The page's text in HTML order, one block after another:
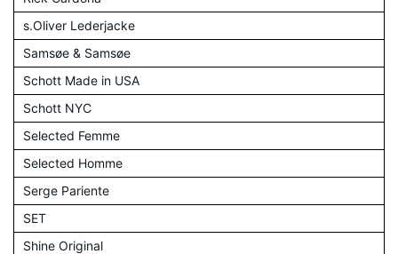
s.Oliver Lederjacke
Samsøe & Samsøe
Schott Made in USA
Schott NYC
Selected Femme
Selected Homme
Serge Pariente
SET
Shine Original